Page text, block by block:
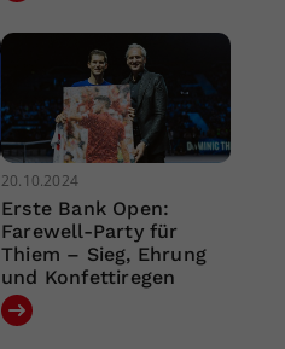
20.10.2024
Erste Bank Open:
Farewell-Party für
Thiem – Sieg, Ehrung
und Konfettiregen